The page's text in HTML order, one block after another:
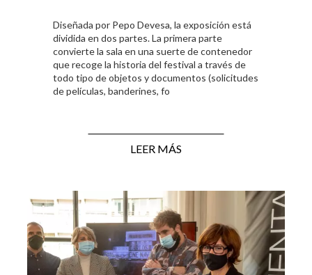
Diseñada por Pepo Devesa, la exposición está
dividida en dos partes. La primera parte
convierte la sala en una suerte de contenedor
que recoge la historia del festival a través de
todo tipo de objetos y documentos (solicitudes
de películas, banderines, fo
LEER MÁS